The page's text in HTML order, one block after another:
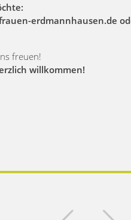
erdmannhausen.de
freuen!
willkommen!